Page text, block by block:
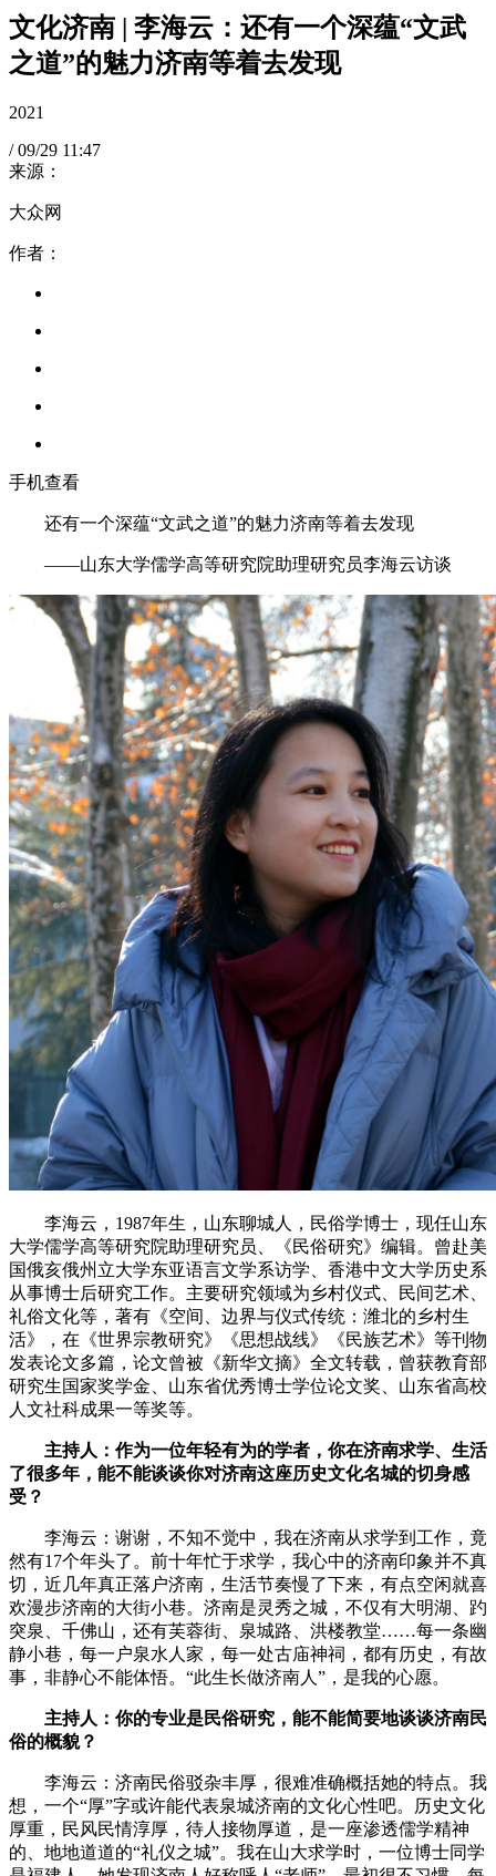
文化济南 | 李海云：还有一个深蕴“文武
之道”的魅力济南等着去发现
2021
/ 09/29 11:47
来源：
大众网
作者：
手机查看
还有一个深蕴“文武之道”的魅力济南等着去发现
——山东大学儒学高等研究院助理研究员李海云访谈
李海云，1987年生，山东聊城人，民俗学博士，现任山东
大学儒学高等研究院助理研究员、《民俗研究》编辑。曾赴美
国俄亥俄州立大学东亚语言文学系访学、香港中文大学历史系
从事博士后研究工作。主要研究领域为乡村仪式、民间艺术、
礼俗文化等，著有《空间、边界与仪式传统：潍北的乡村生
活》，在《世界宗教研究》《思想战线》《民族艺术》等刊物
发表论文多篇，论文曾被《新华文摘》全文转载，曾获教育部
研究生国家奖学金、山东省优秀博士学位论文奖、山东省高校
人文社科成果一等奖等。
主持人：作为一位年轻有为的学者，你在济南求学、生活
了很多年，能不能谈谈你对济南这座历史文化名城的切身感
受？
李海云：谢谢，不知不觉中，我在济南从求学到工作，竟
然有17个年头了。前十年忙于求学，我心中的济南印象并不真
切，近几年真正落户济南，生活节奏慢了下来，有点空闲就喜
欢漫步济南的大街小巷。济南是灵秀之城，不仅有大明湖、趵
突泉、千佛山，还有芙蓉街、泉城路、洪楼教堂……每一条幽
静小巷，每一户泉水人家，每一处古庙神祠，都有历史，有故
事，非静心不能体悟。“此生长做济南人”，是我的心愿。
主持人：你的专业是民俗研究，能不能简要地谈谈济南民
俗的概貌？
李海云：济南民俗驳杂丰厚，很难准确概括她的特点。我
想，一个“厚”字或许能代表泉城济南的文化心性吧。历史文化
厚重，民风民情淳厚，待人接物厚道，是一座渗透儒学精神
的、地地道道的“礼仪之城”。我在山大求学时，一位博士同学